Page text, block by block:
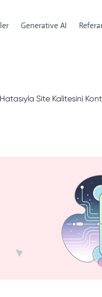
Generative AI
Site Kalitesini